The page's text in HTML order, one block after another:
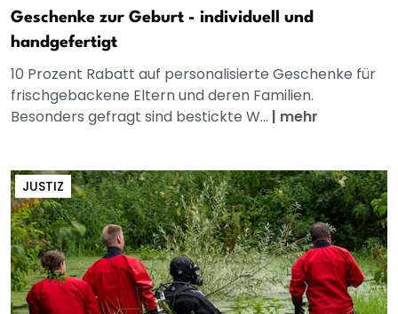
Geschenke zur Geburt - individuell und
handgefertigt
10 Prozent Rabatt auf personalisierte Geschenke für
frischgebackene Eltern und deren Familien.
Besonders gefragt sind bestickte W... | mehr
JUSTIZ